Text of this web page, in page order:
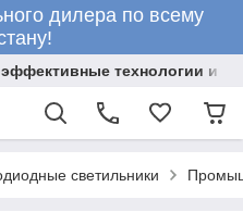
дилера по всему
технологии и
светильники